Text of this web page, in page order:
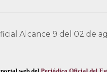
Alcance 9 del 02 de